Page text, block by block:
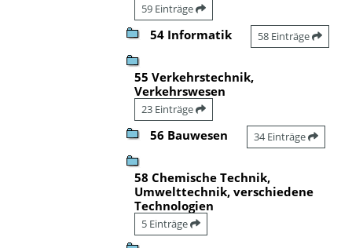
59 Einträge
54 Informatik 58 Einträge
55 Verkehrstechnik,
Verkehrswesen
23 Einträge
56 Bauwesen 34 Einträge
58 Chemische Technik,
Umwelttechnik, verschiedene
Technologien
5 Einträge